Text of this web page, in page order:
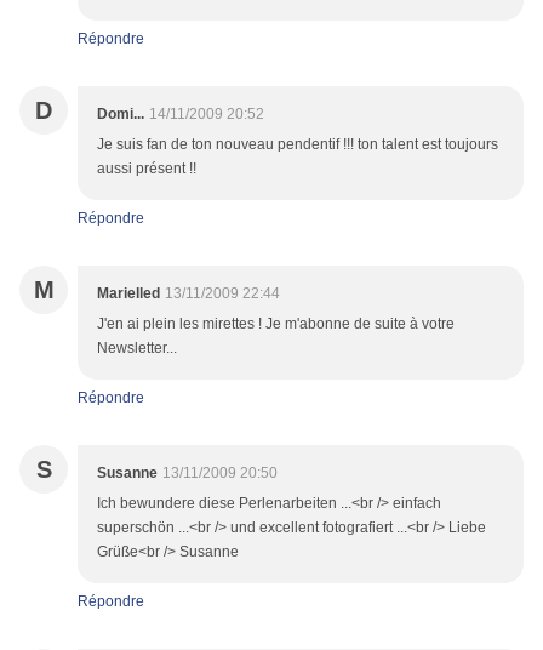
Répondre
D Domi... 14/11/2009 20:52
Je suis fan de ton nouveau pendentif !!! ton talent est toujours
aussi présent !!
Répondre
M Marielled 13/11/2009 22:44
J'en ai plein les mirettes ! Je m'abonne de suite à votre
Newsletter...
Répondre
S Susanne 13/11/2009 20:50
Ich bewundere diese Perlenarbeiten ...<br /> einfach
superschön ...<br /> und excellent fotografiert ...<br /> Liebe
Grüße<br /> Susanne
Répondre